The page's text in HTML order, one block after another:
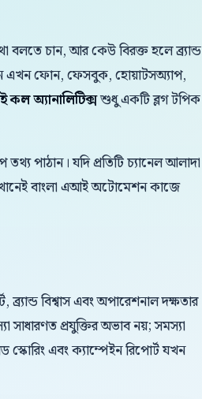
চান, আর কেউ বিরক্ত হলে ব্র্যান্ড
এখন ফোন, ফেসবুক, হোয়াটসঅ্যাপ,
কল অ্যানালিটিক্সশুধু একটি ব্লগ টপিক
পাঠান। যদি প্রতিটি চ্যানেল আলাদা
বাংলা এআই অটোমেশন কাজে
বিশ্বাস এবং অপারেশনাল দক্ষতার
প্রযুক্তির অভাব নয়; সমস্যা
এবং ক্যাম্পেইন রিপোর্ট যখন